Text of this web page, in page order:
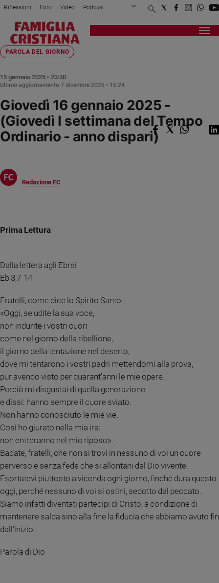
Attualità
Italia
Politica
Mondo
Economia
Legalità
e
giustizia
Papa
spiritualità
Devozione
e
fede
Parola
del
giorno
Società
e
valori
Ambiente
e
Creato
Volontariato
Diritti
Aziende
settimana
Riflessioni Foto Video Podcast
Privacy Policy Chi siamo
Registrati Redazione
Home page> Fede e spiritualità
PAROLA DEL GIORNO
Giovedì 16 gennaio 2025 -
(Giovedì I settimana del Tempo
Ordinario - anno dispari)
Redazione FC
15 gennaio 2025 • 23:30
Ultimo aggiornamento 7 dicembre 2025 • 15:24
Prima Lettura
Dalla lettera agli Ebrei
Eb 3,7-14
Fratelli, come dice lo Spirito Santo:
«Oggi, se udite la sua voce,
non indurite i vostri cuori
come nel giorno della ribellione,
il giorno della tentazione nel deserto,
dove mi tentarono i vostri padri mettendomi alla prova,
pur avendo visto per quarant'anni le mie opere.
Perciò mi disgustai di quella generazione
e dissi: hanno sempre il cuore sviato.
Non hanno conosciuto le mie vie.
Così ho giurato nella mia ira:
non entreranno nel mio riposo».
Badate, fratelli, che non si trovi in nessuno di voi un cuore
perverso e senza fede che si allontani dal Dio vivente.
Esortatevi piuttosto a vicenda ogni giorno, finché dura questo
oggi, perché nessuno di voi si ostini, sedotto dal peccato.
Siamo infatti diventati partecipi di Cristo, a condizione di
mantenere salda sino alla fine la fiducia che abbiamo avuto fin
dall'inizio.
Parola di Dio